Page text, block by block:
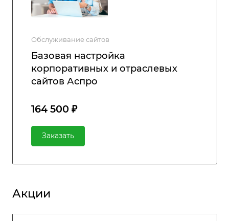
Обслуживание сайтов
Базовая настройка
корпоративных и отраслевых
сайтов Аспро
164 500 ₽
Заказать
Акции